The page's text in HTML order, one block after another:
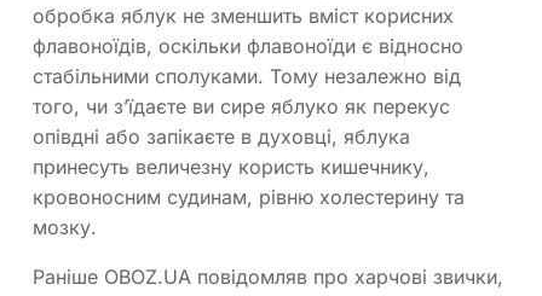
обробка яблук не зменшить вміст корисних
флавоноїдів, оскільки флавоноїди є відносно
стабільними сполуками. Тому незалежно від
того, чи з’їдаєте ви сире яблуко як перекус
опівдні або запікаєте в духовці, яблука
принесуть величезну користь кишечнику,
кровоносним судинам, рівню холестерину та
мозку.
Раніше OBOZ.UA повідомляв про харчові звички,